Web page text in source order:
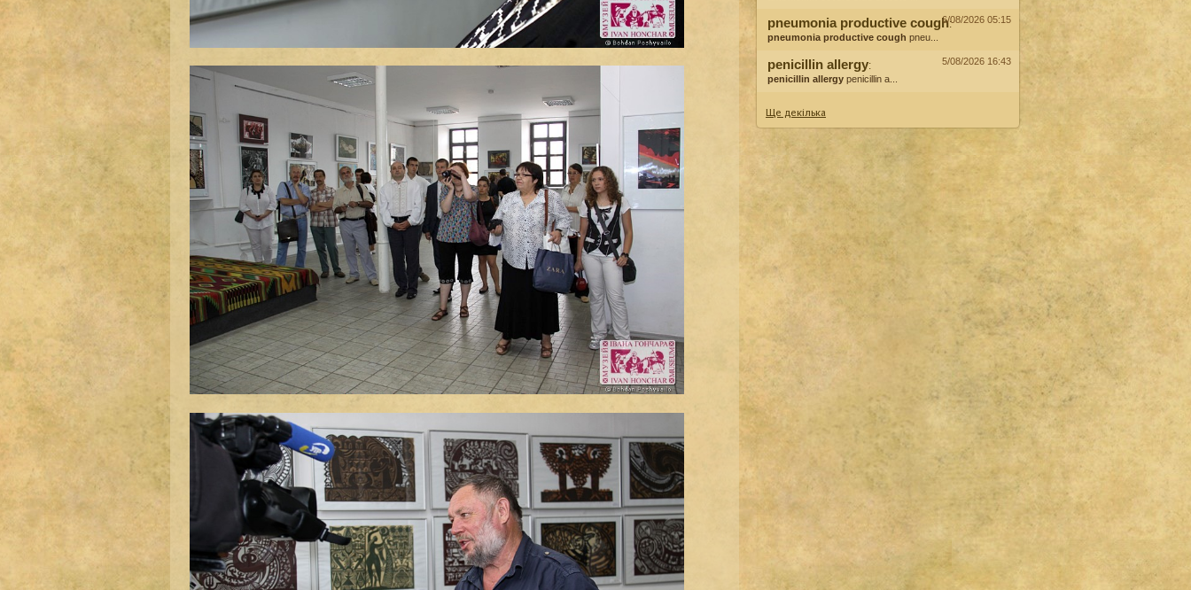
pneumonia productive cough:
pneumonia productive cough pneu...
6/08/2026 05:15
penicillin allergy:
penicillin allergy penicillin a...
5/08/2026 16:43
Ще декілька